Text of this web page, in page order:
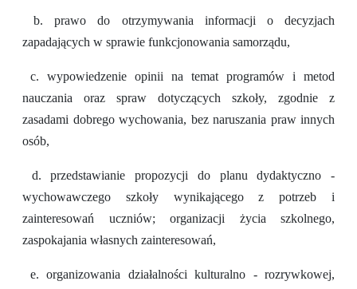
b. prawo do otrzymywania informacji o decyzjach
zapadających w sprawie funkcjonowania samorządu,
c. wypowiedzenie opinii na temat programów i metod
nauczania oraz spraw dotyczących szkoły, zgodnie z
zasadami dobrego wychowania, bez naruszania praw innych
osób,
d. przedstawianie propozycji do planu dydaktyczno -
wychowawczego szkoły wynikającego z potrzeb i
zainteresowań uczniów; organizacji życia szkolnego,
zaspokajania własnych zainteresowań,
e. organizowania działalności kulturalno - rozrywkowej,